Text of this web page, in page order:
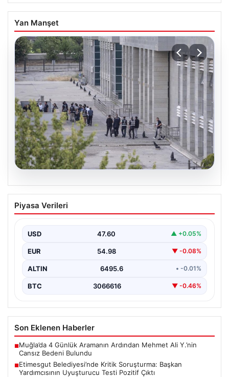
Yan Manşet
Etimesgut Belediyesi’nde Kritik
Soruşturma: Başkan Yardımcısının
Ankara'da Etimesgut Belediyesi'ne ilişkin yürütülen
devam ediyor. Başkan…
Piyasa Verileri
USD 47.60 ▲ +0.05%
EUR 54.98 ▼ -0.08%
ALTIN 6495.6 • -0.01%
BTC 3066616 ▼ -0.46%
Son Eklenen Haberler
■Muğla’da 4 Günlük Aramanın Ardından Mehmet Ali Y.’nin
Cansız Bedeni Bulundu
■Etimesgut Belediyesi’nde Kritik Soruşturma: Başkan
Yardımcısının Uyuşturucu Testi Pozitif Çıktı